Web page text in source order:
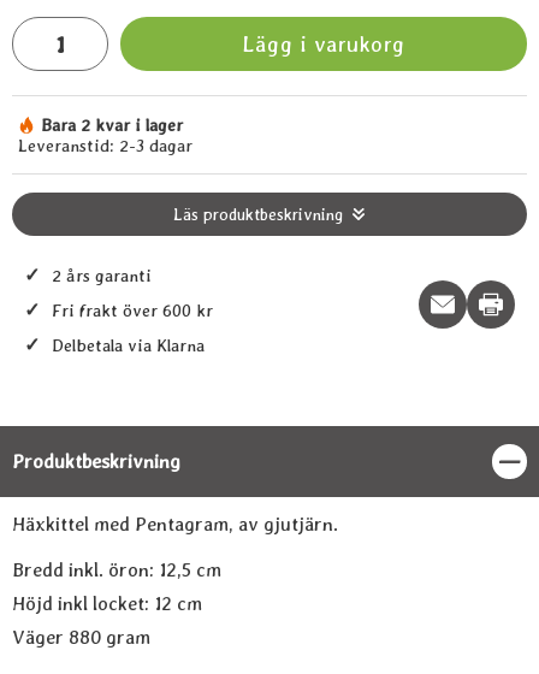
antal
Lägg i varukorg
Tillgänglighet:
Bara 2 kvar i lager
Leveranstid: 2-3 dagar
Läs produktbeskrivning
✓ 2 års garanti
✓ Fri frakt över 600 kr
✓ Delbetala via Klarna
Print
Produktbeskrivning
Produktbeskrivning
Häxkittel med Pentagram, av gjutjärn.
Bredd inkl. öron: 12,5 cm
Höjd inkl locket: 12 cm
Väger 880 gram